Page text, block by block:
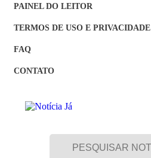
PAINEL DO LEITOR
TERMOS DE USO E PRIVACIDADE
FAQ
CONTATO